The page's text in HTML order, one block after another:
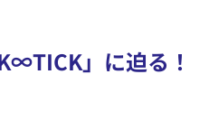
」に迫る！